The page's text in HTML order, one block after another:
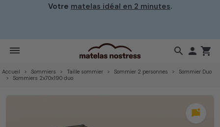
Votre matelas idéal en 2 minutes.
search  shopping_cart
Accueil Sommiers Taille sommier Sommier 2 personnes
Sommier Duo
Sommiers 2x70x190 duo
mark_chat_unread